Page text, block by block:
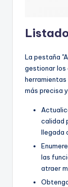
La pestaña
gestionar los
herramientas
más precisa
calidad
llegada
las
atraer